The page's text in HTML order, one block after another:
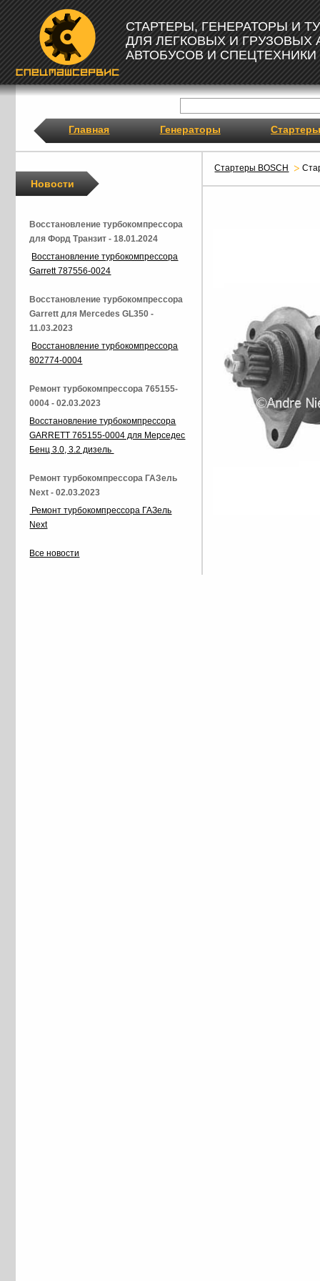
СТАРТЕРЫ, ГЕНЕРАТОРЫ И
ДЛЯ ЛЕГКОВЫХ И ГРУЗОВЫХ
АВТОБУСОВ И СПЕЦТЕХНИКИ
Главная Генераторы Стартеры
Стартеры BOSCH
Новости
Восстановление турбокомпрессора
для Форд Транзит - 18.01.2024
Восстановление турбокомпрессора
Garrett 787556-0024
Восстановление турбокомпрессора
Garrett для Mercedes GL350 -
11.03.2023
Восстановление турбокомпрессора
802774-0004
Ремонт турбокомпрессора 765155-
0004 - 02.03.2023
Восстановление турбокомпрессора
GARRETT 765155-0004 для Мерседес
Бенц 3.0, 3.2 дизель
Ремонт турбокомпрессора ГАЗель
Next - 02.03.2023
Ремонт турбокомпрессора ГАЗель
Next
Все новости